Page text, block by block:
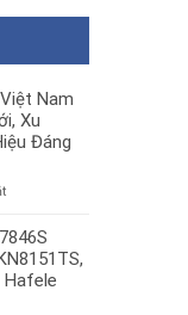
Nam
Xu
Đáng
ở
Trường
Bếp
Từ
Hafele